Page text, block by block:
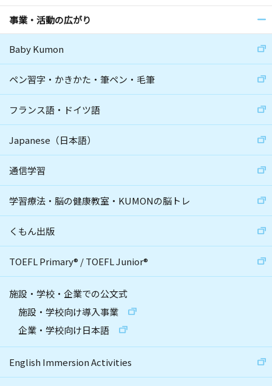
事業・活動の広がり
Baby Kumon
ペン習字・かきかた・筆ペン・毛筆
フランス語・ドイツ語
Japanese（日本語）
通信学習
学習療法・脳の健康教室・KUMONの脳トレ
くもん出版
TOEFL Primary® /TOEFL Junior®
施設・学校・企業での公文式
施設・学校向け導入事業
企業・学校向け日本語
English Immersion Activities